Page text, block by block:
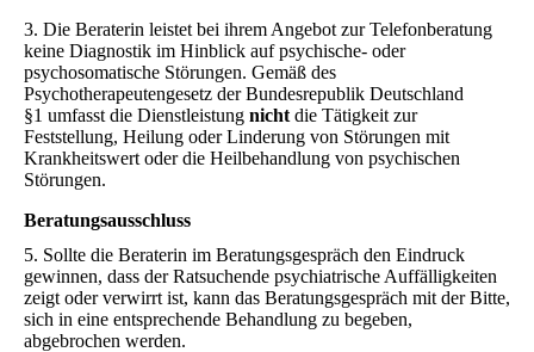
3. Die Beraterin leistet bei ihrem Angebot zur Telefonberatung
keine Diagnostik im Hinblick auf psychische- oder
psychosomatische Störungen. Gemäß des
Psychotherapeutengesetz der Bundesrepublik Deutschland
§1 umfasst die Dienstleistung nicht die Tätigkeit zur
Feststellung, Heilung oder Linderung von Störungen mit
Krankheitswert oder die Heilbehandlung von psychischen
Störungen.
Beratungsausschluss
5. Sollte die Beraterin im Beratungsgespräch den Eindruck
gewinnen, dass der Ratsuchende psychiatrische Auffälligkeiten
zeigt oder verwirrt ist, kann das Beratungsgespräch mit der Bitte,
sich in eine entsprechende Behandlung zu begeben,
abgebrochen werden.